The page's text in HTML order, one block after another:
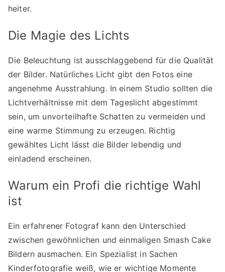
heiter.
Die Magie des Lichts
Die Beleuchtung ist ausschlaggebend für die Qualität
der Bilder. Natürliches Licht gibt den Fotos eine
angenehme Ausstrahlung. In einem Studio sollten die
Lichtverhältnisse mit dem Tageslicht abgestimmt
sein, um unvorteilhafte Schatten zu vermeiden und
eine warme Stimmung zu erzeugen. Richtig
gewähltes Licht lässt die Bilder lebendig und
einladend erscheinen.
Warum ein Profi die richtige Wahl
ist
Ein erfahrener Fotograf kann den Unterschied
zwischen gewöhnlichen und einmaligen Smash Cake
Bildern ausmachen. Ein Spezialist in Sachen
Kinderfotografie weiß, wie er wichtige Momente